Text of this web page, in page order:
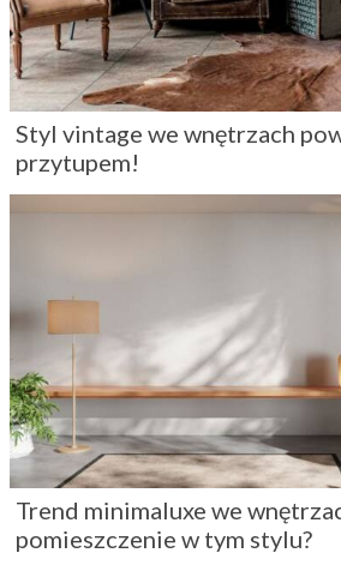
Styl vintage we wnętrzach
przytupem!
Trend minimaluxe we
pomieszczenie w tym stylu?